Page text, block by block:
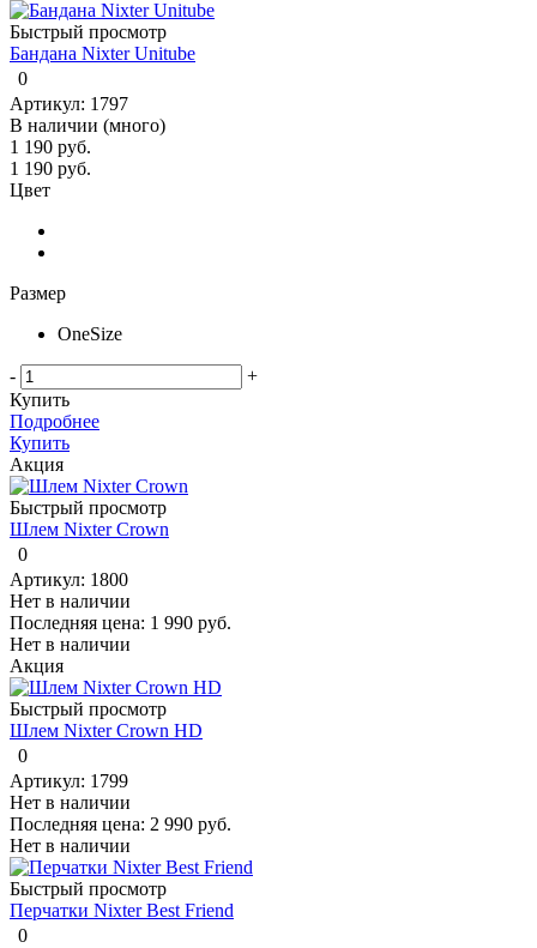
Быстрый просмотр
Бандана Nixter Unitube
0
Артикул: 1797
В наличии (много)
1 190 руб.
1 190 руб.
Цвет
Размер
OneSize
-
+
Купить
Подробнее
Купить
Акция
Быстрый просмотр
Шлем Nixter Crown
0
Артикул: 1800
Нет в наличии
Последняя цена: 1 990 руб.
Нет в наличии
Акция
Быстрый просмотр
Шлем Nixter Crown HD
0
Артикул: 1799
Нет в наличии
Последняя цена: 2 990 руб.
Нет в наличии
Быстрый просмотр
Перчатки Nixter Best Friend
0